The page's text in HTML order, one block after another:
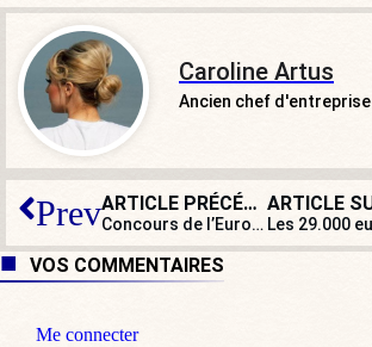
Caroline Artus
Ancien chef d'entreprise
Prev ARTICLE PRÉCÉDENT
Concours de l’Eurovision : non Mercy !
VOS COMMENTAIRES
Me connecter